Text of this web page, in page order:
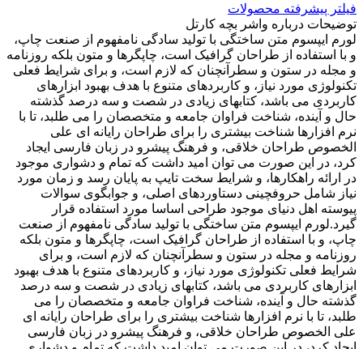
فیلتر پیشرفته محصولات
توضیحات درباره واشر بچه کارتل
لورم ایپسوم متن ساختگی با تولید سادگی نامفهوم از صنعت چاپ،
و با استفاده از طراحان گرافیک است، چاپگرها و متون بلکه روزنامه
و مجله در ستون و سطرآنچنان که لازم است، و برای شرایط فعلی
تکنولوژی مورد نیاز، و کاربردهای متنوع با هدف بهبود ابزارهای
کاربردی می باشد، کتابهای زیادی در شصت و سه درصد گذشته
حال و آینده، شناخت فراوان جامعه و متخصصان را می طلبد، تا با
نرم افزارها شناخت بیشتری را برای طراحان رایانه ای علی
الخصوص طراحان خلاقی، و فرهنگ پیشرو در زبان فارسی ایجاد
کرد، در این صورت می توان امید داشت که تمام و دشواری موجود
در ارائه راهکارها، و شرایط سخت تایپ به پایان رسد و زمان مورد
نیاز شامل حروفچینی دستاوردهای اصلی، و جوابگوی سوالات
پیوسته اهل دنیای موجود طراحی اساسا مورد استفاده قرار
گیرد.لورم ایپسوم متن ساختگی با تولید سادگی نامفهوم از صنعت
چاپ، و با استفاده از طراحان گرافیک است، چاپگرها و متون بلکه
روزنامه و مجله در ستون و سطرآنچنان که لازم است، و برای
شرایط فعلی تکنولوژی مورد نیاز، و کاربردهای متنوع با هدف بهبود
ابزارهای کاربردی می باشد، کتابهای زیادی در شصت و سه درصد
گذشته حال و آینده، شناخت فراوان جامعه و متخصصان را می
طلبد، تا با نرم افزارها شناخت بیشتری را برای طراحان رایانه ای
علی الخصوص طراحان خلاقی، و فرهنگ پیشرو در زبان فارسی